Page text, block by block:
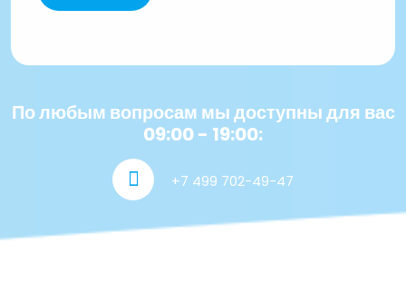
По любым вопросам мы доступны для вас
09:00 - 19:00:
+7 499 702-49-47